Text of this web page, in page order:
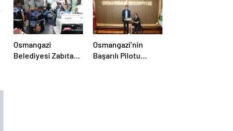
Osmangazi
Belediyesi Zabıtası
Osmangazi’nin
Başarılı Pilotu